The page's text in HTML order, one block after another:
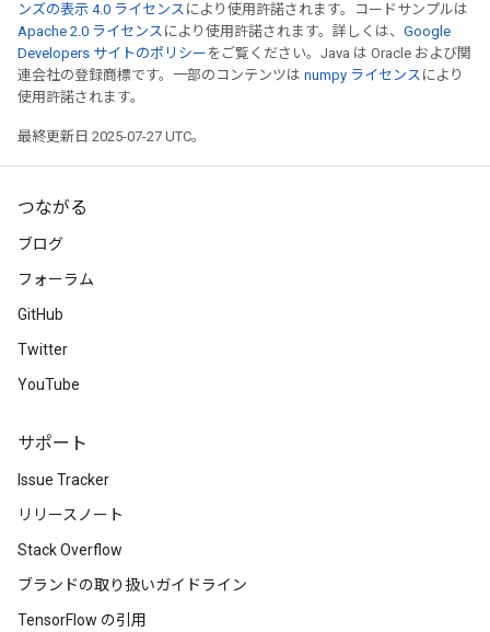
ンズの表示 4.0 ライセンス により使用許諾されます。コードサンプルは
Apache 2.0 ライセンス により使用許諾されます。詳しくは、 Google
Developers サイトのポリシー をご覧ください。Java は Oracle および関
連会社の登録商標です。一部のコンテンツは numpy ライセンス により
使用許諾されます。
最終更新日 2025-07-27 UTC。
つながる
ブログ
フォーラム
GitHub
Twitter
YouTube
サポート
Issue Tracker
リリースノート
Stack Overflow
ブランドの取り扱いガイドライン
TensorFlow の引用